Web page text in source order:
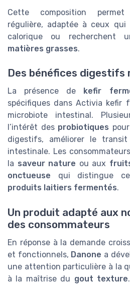
Cette composition permet
régulière, adaptée à ceux
calorique ou recherchent
matières grasses.
Des bénéfices digestifs
La présence de kefir
spécifiques dans Activia kefir
microbiote intestinal.
l’intérêt des probiotiques
digestifs, améliorer le
intestinale. Les
la saveur nature ou aux
onctueuse qui distingue
produits laitiers fermentés.
Un produit adapté aux
des consommateurs
En réponse à la demande
et fonctionnels, Danone a
une attention particulière à la
à la maîtrise du gout texture